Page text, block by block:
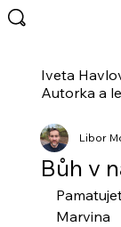
Iveta
Autorka a
Bůh v
Libor
Marvina